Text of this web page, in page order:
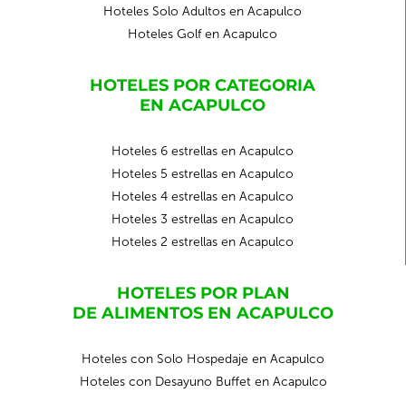
Hoteles Solo Adultos en Acapulco
Hoteles Golf en Acapulco
HOTELES POR CATEGORIA
EN ACAPULCO
Hoteles 6 estrellas en Acapulco
Hoteles 5 estrellas en Acapulco
Hoteles 4 estrellas en Acapulco
Hoteles 3 estrellas en Acapulco
Hoteles 2 estrellas en Acapulco
HOTELES POR PLAN
DE ALIMENTOS EN ACAPULCO
Hoteles con Solo Hospedaje en Acapulco
Hoteles con Desayuno Buffet en Acapulco